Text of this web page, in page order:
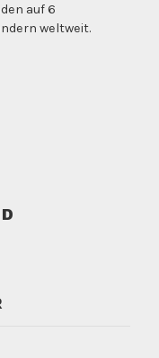
auf 6
weltweit.